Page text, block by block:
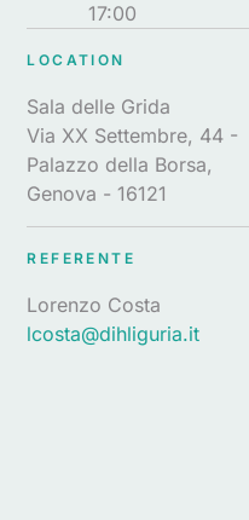
17:00
LOCATION
Sala delle Grida
Via XX Settembre, 44 -
Palazzo della Borsa,
Genova - 16121
REFERENTE
Lorenzo Costa
lcosta@dihliguria.it